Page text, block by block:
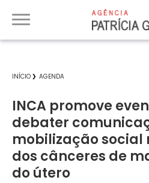
INÍCIO AGENDA
INCA promove
debater
mobilização social
dos cânceres de
do útero